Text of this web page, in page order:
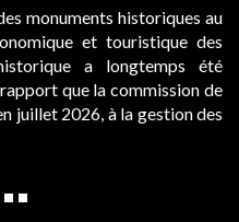
monuments historiques au
et touristique des
a longtemps été
que la commission de
juillet 2026, à la gestion des